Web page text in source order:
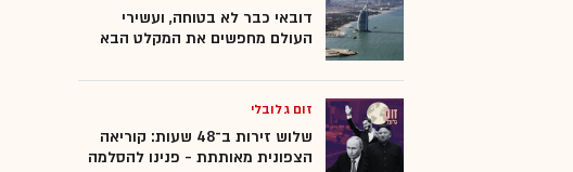
דובאי כבר לא בטוחה, ועשירי
העולם מחפשים את המקלט הבא
זום גלובלי
שלוש זירות ב־48 שעות: קוריאה
הצפונית מאותתת - פנינו להסלמה